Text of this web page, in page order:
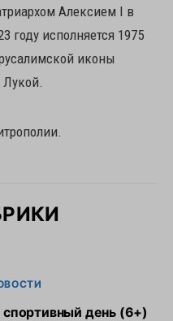
Алексием I в
году исполняется 1975
иконы
день (6+)